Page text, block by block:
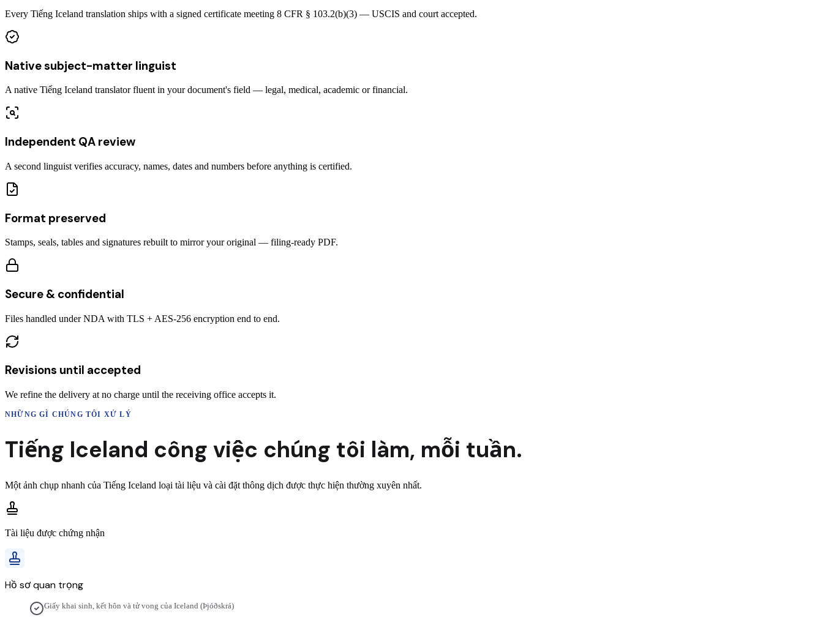
Every Tiếng Iceland translation ships with a signed certificate meeting 8 CFR § 103.2(b)(3) — USCIS and court accepted.
Native subject-matter linguist
A native Tiếng Iceland translator fluent in your document's field — legal, medical, academic or financial.
Independent QA review
A second linguist verifies accuracy, names, dates and numbers before anything is certified.
Format preserved
Stamps, seals, tables and signatures rebuilt to mirror your original — filing-ready PDF.
Secure & confidential
Files handled under NDA with TLS + AES-256 encryption end to end.
Revisions until accepted
We refine the delivery at no charge until the receiving office accepts it.
NHỮNG GÌ CHÚNG TÔI XỬ LÝ
Tiếng Iceland công việc chúng tôi làm, mỗi tuần.
Một ảnh chụp nhanh của Tiếng Iceland loại tài liệu và cài đặt thông dịch được thực hiện thường xuyên nhất.
Tài liệu được chứng nhận
Hồ sơ quan trọng
Giấy khai sinh, kết hôn và tử vong của Iceland (Þjóðskrá)